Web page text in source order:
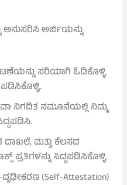
ಅನುಸರಿಸಿ ಅರ್ಜಿಯನ್ನು
ಸರಿಯಾಗಿ ಓದಿಕೊಳ್ಳಿ
ನಿಗದಿತ ನಮೂನೆಯಲ್ಲಿ ನಿಮ್ಮ
ದಾಖಲೆ, ಮತ್ತು ಕೆಲಸದ
ಪ್ರತಿಗಳನ್ನು ಸಿದ್ಧಪಡಿಸಿಕೊಳ್ಳಿ.
(Self-Attestation)